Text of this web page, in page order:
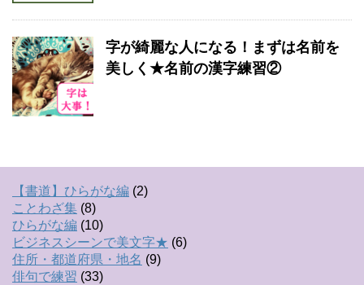
字が綺麗な人になる！まずは名前を
美しく★名前の漢字練習②
【書道】ひらがな編 (2)
ことわざ集 (8)
ひらがな編 (10)
ビジネスシーンで美文字★ (6)
住所・都道府県・地名 (9)
俳句で練習 (33)